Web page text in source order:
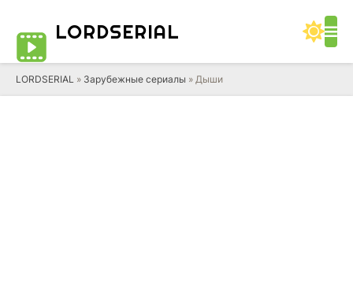
LORDSERIAL
LORDSERIAL » Зарубежные сериалы » Дыши